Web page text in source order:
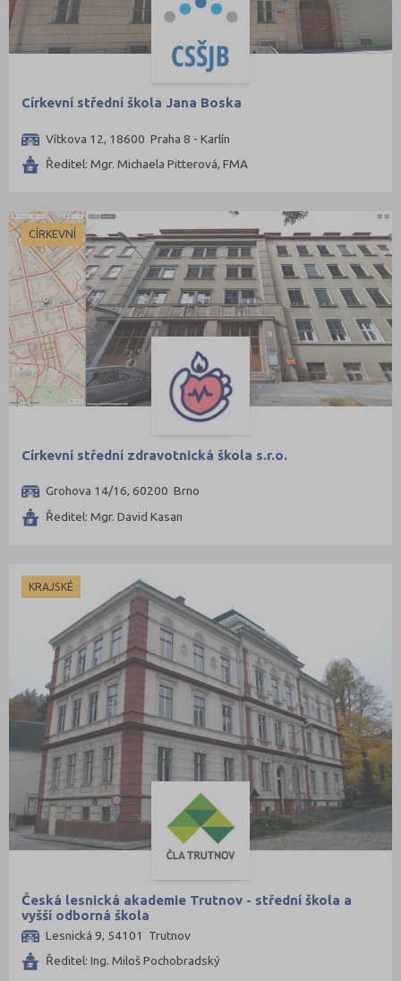
Církevní střední škola Jana Boska
Vítkova 12, 18600 Praha 8 - Karlín
Ředitel: Mgr. Michaela Pitterová, FMA
CÍRKEVNÍ
Církevní střední zdravotnická škola s.r.o.
Grohova 14/16, 60200 Brno
Ředitel: Mgr. David Kasan
KRAJSKÉ
Česká lesnická akademie Trutnov - střední škola a
vyšší odborná škola
Lesnická 9, 54101 Trutnov
Ředitel: Ing. Miloš Pochobradský